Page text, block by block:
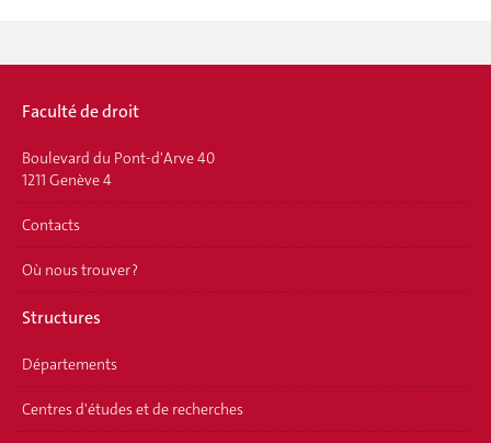
Faculté de droit
Boulevard du Pont-d'Arve 40
1211 Genève 4
Contacts
Où nous trouver ?
Structures
Départements
Centres d'études et de recherches